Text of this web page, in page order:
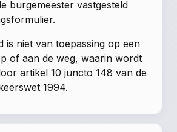
burgemeester vastgesteld
is niet van toepassing op een
of aan de weg, waarin wordt
artikel 10 juncto 148 van de
1994.